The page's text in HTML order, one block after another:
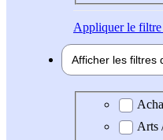
Appliquerle filtre
Afficher les filtres
Domaine
Arts